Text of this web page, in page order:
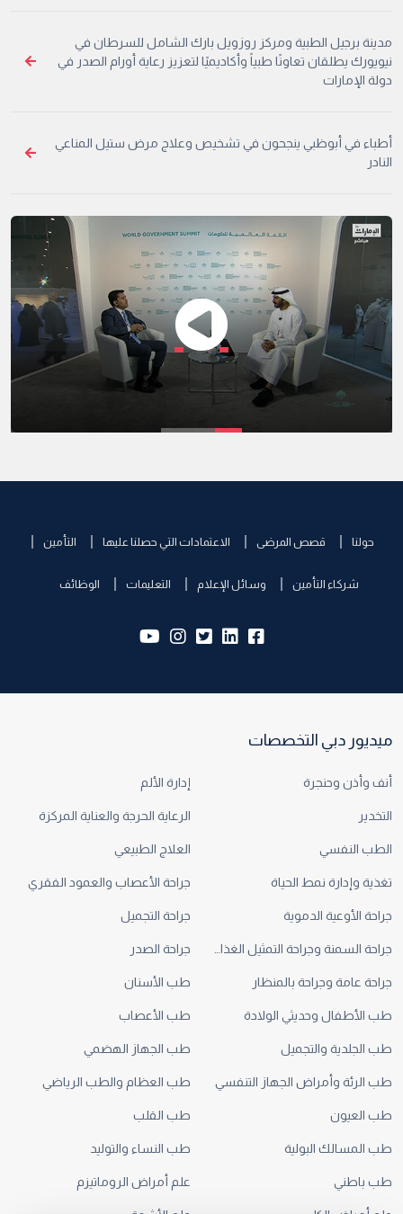
مدينة برجيل الطبية ومركز روزويل بارك الشامل للسرطان في
نيويورك يطلقان تعاونًا طبياً وأكاديميًا لتعزيز رعاية أورام الصدر في
دولة الإمارات
أطباء في أبوظبي ينجحون في تشخيص وعلاج مرض ستيل المناعي
النادر
حولنا قصص المرضى الاعتمادات التي حصلنا عليها التأمين
شركاء التأمين وسائل الإعلام التعليمات الوظائف
fb:
lk:
tw:
insta:
yb:
ميديور دبي التخصصات
أنف وأذن وحنجرة إدارة الألم
التخدير الرعاية الحرجة والعناية المركزة
الطب النفسي العلاج الطبيعي
تغذية وإدارة نمط الحياة جراحة الأعصاب والعمود الفقري
جراحة الأوعية الدموية جراحة التجميل
جراحة الصدر
جراحة عامة وجراحة بالمنظار طب الأسنان
طب الأطفال وحديثي الولادة طب الأعصاب
طب الجلدية والتجميل طب الجهاز الهضمي
طب الرئة وأمراض الجهاز التنفسي طب العظام والطب الرياضي
طب العيون طب القلب
طب المسالك البولية طب النساء والتوليد
طب باطني علم أمراض الروماتيزم